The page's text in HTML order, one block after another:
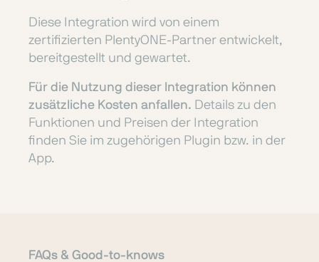
Diese Integration wird von einem
zertifizierten PlentyONE-Partner entwickelt,
bereitgestellt und gewartet.
Für die Nutzung dieser Integration können
zusätzliche Kosten anfallen. Details zu den
Funktionen und Preisen der Integration
finden Sie im zugehörigen Plugin bzw. in der
App.
FAQs & Good-to-knows